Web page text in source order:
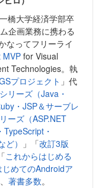
橋大学経済学部卒
企画業務に携わる
なってフリーライ
MVPfor Visual
Technologies。執
プロジェクト 」代
リーズ（Java・
・JSP＆サーブレ
ーズ（ASP.NET
・
）
」「改訂3版
これからはじめる
じめてのAndroidア
著書多数。